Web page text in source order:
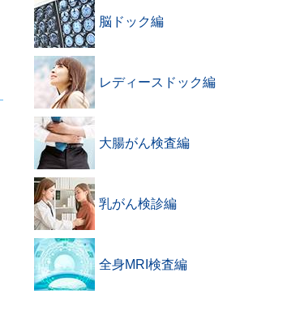
脳ドック編
レディースドック編
大腸がん検査編
乳がん検診編
全身MRI検査編